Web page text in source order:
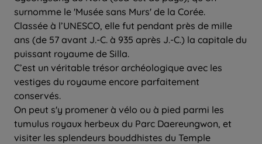
surnomme le 'Musée sans Murs' de la Corée.
Classée à l’UNESCO, elle fut pendant près de mille
ans (de 57 avant J.-C. à 935 après J.-C.) la capitale du
puissant royaume de Silla.
C’est un véritable trésor archéologique avec les
vestiges du royaume encore parfaitement
conservés.
On peut s'y promener à vélo ou à pied parmi les
tumulus royaux herbeux du Parc Daereungwon, et
visiter les splendeurs bouddhistes du Temple